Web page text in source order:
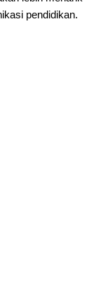
pendidikan.